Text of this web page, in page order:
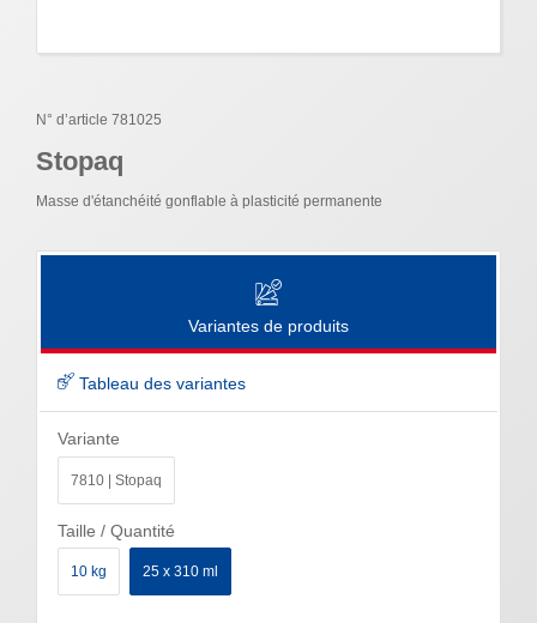
N° d’article 781025
Stopaq
Masse d'étanchéité gonflable à plasticité permanente
Variantes de produits
Tableau des variantes
Variante
7810 | Stopaq
Taille / Quantité
10 kg 25 x 310 ml